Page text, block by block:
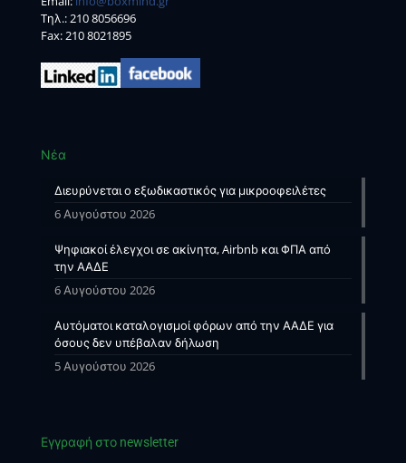
Tηλ.:210 8056696
Fax: 210 8021895
Νέα
Διευρύνεται ο εξωδικαστικός για μικροοφειλέτες
6 Αυγούστου 2026
Ψηφιακοί έλεγχοι σε ακίνητα, Airbnb και ΦΠΑ από
την ΑΑΔΕ
6 Αυγούστου 2026
Αυτόματοι καταλογισμοί φόρων από την ΑΑΔΕ για
όσους δεν υπέβαλαν δήλωση
5 Αυγούστου 2026
Εγγραφή στο newsletter